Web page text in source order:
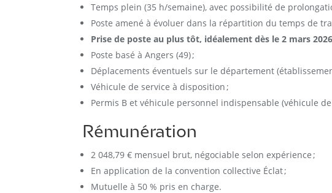
Temps plein (35 h/semaine), avec possibilité de
Poste amené à évoluer dans la répartition du temps de
Prise de poste au plus tôt, idéalement dès le 2 mars
Poste basé à Angers (49) ;
Déplacements éventuels sur le département
Véhicule de service à disposition ;
Permis B et véhicule personnel indispensable (véhicule
Rémunération
2 048,79 € mensuel brut, négociable selon expérience ;
En application de la convention collective Éclat ;
Mutuelle à 50 % pris en charge.